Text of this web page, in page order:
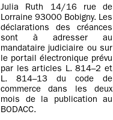
Julia Ruth 14/16 rue de
Lorraine 93000 Bobigny. Les
déclarations des créances
sont à adresser au
mandataire judiciaire ou sur
le portail électronique prévu
par les articles L. 814–2 et
L. 814–13 du code de
commerce dans les deux
mois de la publication au
BODACC.